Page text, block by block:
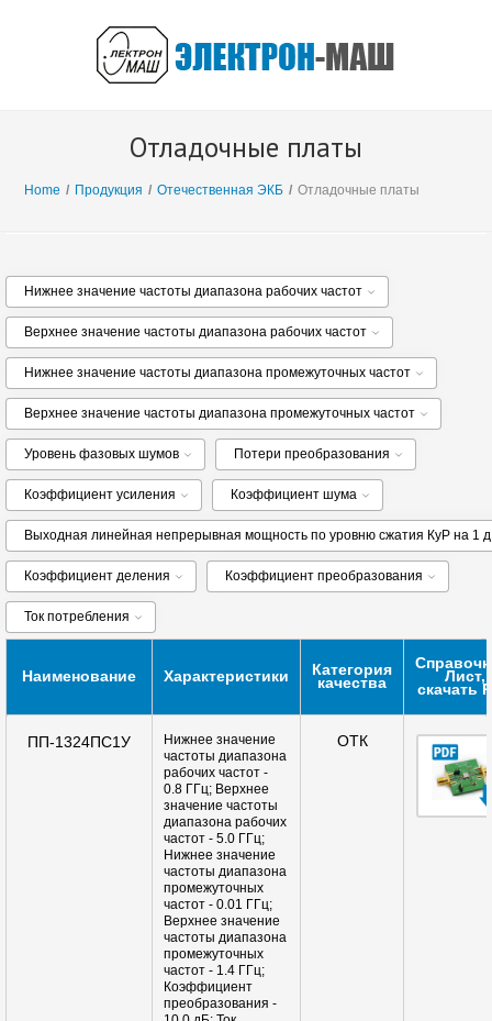
Отладочные платы
Home / Продукция / Отечественная ЭКБ / Отладочные платы
Нижнее значение частоты диапазона рабочих частот
Верхнее значение частоты диапазона рабочих частот
Нижнее значение частоты диапазона промежуточных частот
Верхнее значение частоты диапазона промежуточных частот
Уровень фазовых шумов Потери преобразования
Коэффициент усиления Коэффициент шума
Выходная линейная непрерывная мощность по уровню сжатия КуР на 1
Коэффициент деления Коэффициент преобразования
Ток потребления
Наименование Характеристики Категория
качества Лист,
скачать
ПП-1324ПС1У
Нижнее значение
частоты диапазона
рабочих частот -
0.8 ГГц; Верхнее
значение частоты
диапазона рабочих
частот - 5.0 ГГц;
Нижнее значение
частоты диапазона
промежуточных
частот - 0.01 ГГц;
Верхнее значение
частоты диапазона
промежуточных
частот - 1.4 ГГц;
Коэффициент
преобразования -
ОТК